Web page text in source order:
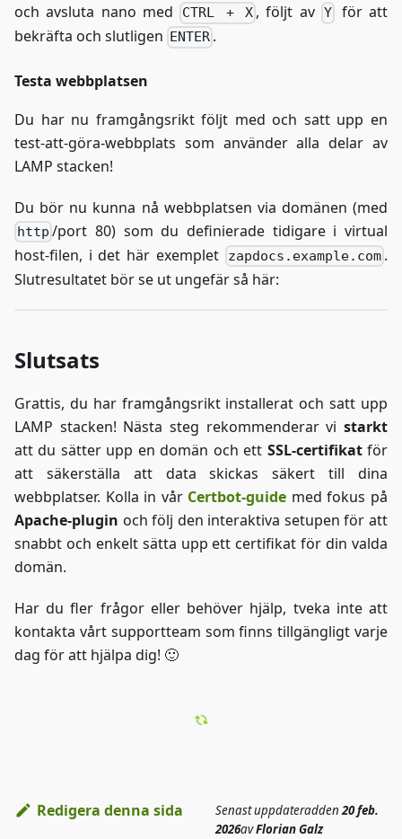
<meta name="viewport"
      <title>To-Do List</title>
      <h1>Awesome To-Do List :D</h1>
      <ul>
          <?php
// Check whether there are any
// Loop through each item of
              foreach ($result as $entry) {
                  echo "<li>";
// Display the name and
echo
echo "
echo "
                  }
                  // Display creation date
echo " - Creation Date: "
                  echo "</li>";
              }
          } else {
// If none are found, return a
          }
          ?>
      </ul>
  </body>
och avsluta nano med
CTRL + X , följt av Y
för att
bekräfta och slutligen
ENTER .
Testa webbplatsen
Du har nu framgångsrikt följt med och satt upp en
test-att-göra-webbplats som använder alla delar av
LAMP stacken!
Du bör nu kunna nå webbplatsen via domänen (med
http /port 80) som du definierade tidigare i virtual
host-filen, i det här exemplet
zapdocs.example.com .
Slutresultatet bör se ut ungefär så här:
Slutsats
Grattis, du har framgångsrikt installerat och satt upp
LAMP stacken! Nästa steg rekommenderar vi starkt
att du sätter upp en domän och ett SSL-certifikatför
att säkerställa att data skickas säkert till dina
webbplatser. Kolla in vår Certbot-guide med fokus på
Apache-plugin och följ den interaktiva setupen för att
snabbt och enkelt sätta upp ett certifikat för din valda
domän.
Har du fler frågor eller behöver hjälp, tveka inte att
kontakta vårt supportteam som finns tillgängligt varje
dag för att hjälpa dig! 🙂
Redigera denna sida Senast uppdateradden20 feb.
2026avFlorian Galz